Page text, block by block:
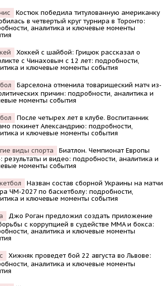
Костюк победила титулованную американку
в четвертый круг турнира в Торонто:
аналитика и ключевые моменты
Хоккей с шайбой: Грицюк рассказал о
с Чинаховым с 12 лет: подробности,
и ключевые моменты события
Барселона отменила товарищеский матч из-
причин: подробности, аналитика и
моменты события
После четырех лет в клубе. Воспитанник
покинет Александрию: подробности,
и ключевые моменты события
виды спорта
Биатлон. Чемпионат Европы
результаты и видео: подробности, аналитика и
моменты события
Назван состав сборной Украины на матчи
ЧМ-2027 по баскетболу: подробности,
и ключевые моменты события
Джо Роган предложил создать приложение
с коррупцией в судействе MMA и бокса:
аналитика и ключевые моменты
Хижняк проведет бой 22 августа во Львове:
аналитика и ключевые моменты